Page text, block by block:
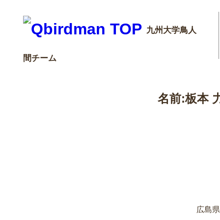
九州大学鳥人
間チーム
名前:板本
広島